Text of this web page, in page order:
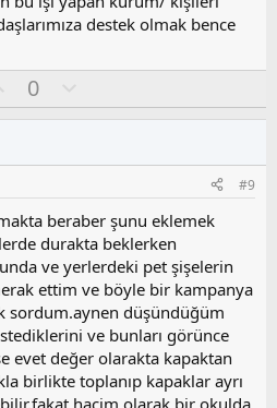
destek olmak bence
y
0
l
s
u
z
o
y
l
a
#9
beraber şunu eklemek
durakta beklerken
ve yerlerdeki pet şişelerin
ettim ve böyle bir kampanya
sordum.aynen düşündüğüm
ve bunları görünce
evet değer olarakta kapaktan
birlikte toplanıp kapaklar ayrı
hacim olarak bir okulda